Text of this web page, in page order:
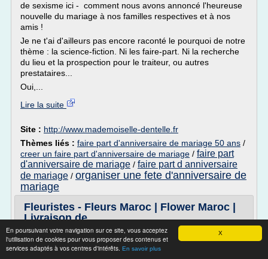
X
En poursuivant votre navigation sur ce site, vous acceptez
l'utilisation de cookies pour vous proposer des contenus et
services adaptés à vos centres d'intérêts. En savoir plus
de sexisme ici - comment nous avons annoncé l'heureuse
nouvelle du mariage à nos familles respectives et à nos
amis !
Je ne t'ai d'ailleurs pas encore raconté le pourquoi de notre
thème : la science-fiction. Ni les faire-part. Ni la recherche
du lieu et la prospection pour le traiteur, ou autres
prestataires...
Oui,...
Lire la suite
Site : http://www.mademoiselle-dentelle.fr
Thèmes liés : faire part d'anniversaire de mariage 50 ans /
creer un faire part d'anniversaire de mariage / faire part
d'anniversaire de mariage / faire part d anniversaire
de mariage / organiser une fete d'anniversaire de
mariage
Fleuristes - Fleurs Maroc | Flower Maroc |
Livraison de ...
A votre service, du lundi au samedi de 10H00 à 18H00
+212 6 50 86 86 89